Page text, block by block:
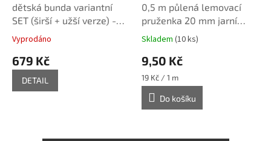
dětská bunda variantní
SET (širší + užší verze) -
tištěný střih Caramilla
Vyprodáno
679 Kč
DETAIL
0,5 m půlená lemovací
pruženka 20 mm jarní
zelená
Skladem (10 ks)
9,50 Kč
Měrná
cena:
19 Kč / 1 m
Do košíku